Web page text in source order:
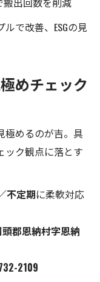
で改善、ESGの見
めチェック
極めるのが吉。具
ック観点に落とす
不定期に柔軟対応
郡恩納村字恩納
2109